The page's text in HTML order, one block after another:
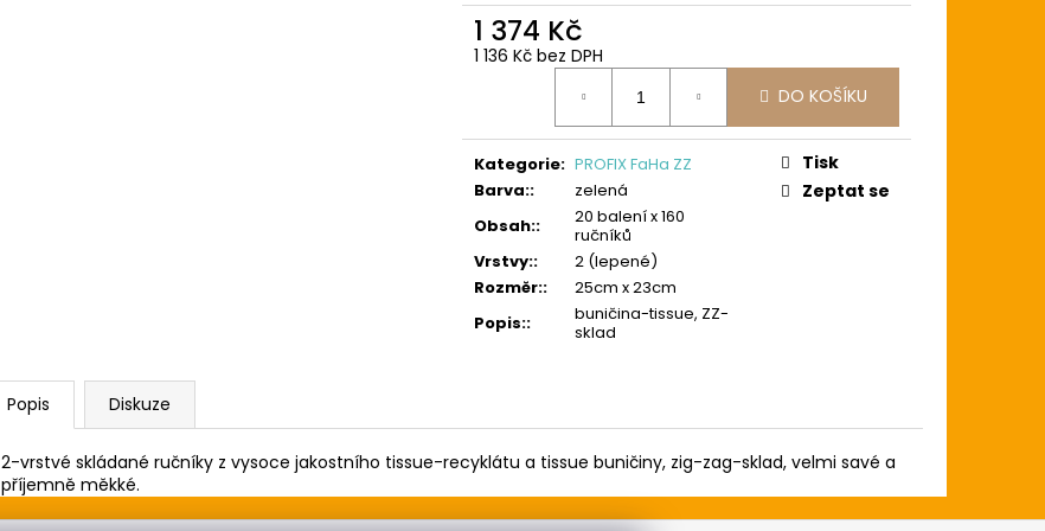
1 374 Kč
1 136 Kč bez DPH
DO KOŠÍKU
Kategorie: PROFIX FaHa ZZ
Barva::
zelená
Obsah::
20 balení x 160
ručníků
Vrstvy::
2 (lepené)
Rozměr::
25cm x 23cm
Popis::
buničina-tissue, ZZ-
sklad
Tisk
Zeptat se
Popis Diskuze
2-vrstvé skládané ručníky z vysoce jakostního tissue-recyklátu a tissue buničiny, zig-zag-sklad, velmi savé a
příjemně měkké.